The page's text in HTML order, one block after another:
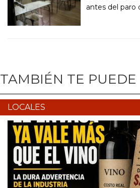
antes del paro
TAMBIÉN TE PUEDE
LOCALES